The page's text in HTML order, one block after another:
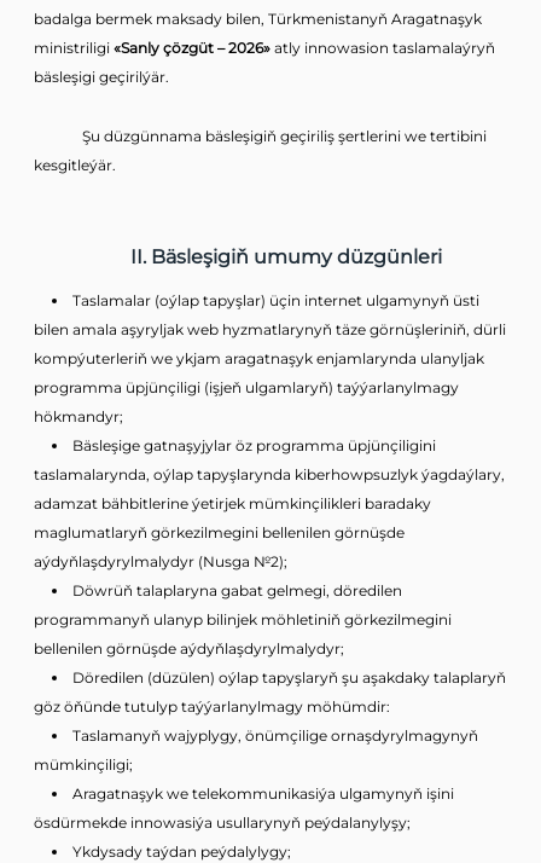
badalga bermek maksady bilen, Türkmenistanyň Aragatnaşyk
ministriligi «Sanly çözgüt – 2026» atly innowasion taslamalaýryň
bäsleşigi geçirilýär.
Şu düzgünnama bäsleşigiň geçiriliş şertlerini we tertibini
kesgitleýär.
II. Bäsleşigiň umumy düzgünleri
Taslamalar (oýlap tapyşlar) üçin internet ulgamynyň üsti
bilen amala aşyryljak web hyzmatlarynyň täze görnüşleriniň, dürli
kompýuterleriň we ykjam aragatnaşyk enjamlarynda ulanyljak
programma üpjünçiligi (işjeň ulgamlaryň) taýýarlanylmagy
hökmandyr;
Bäsleşige gatnaşyjylar öz programma üpjünçiligini
taslamalarynda, oýlap tapyşlarynda kiberhowpsuzlyk ýagdaýlary,
adamzat bähbitlerine ýetirjek mümkinçilikleri baradaky
maglumatlaryň görkezilmegini bellenilen görnüşde
aýdyňlaşdyrylmalydyr (Nusga №2);
Döwrüň talaplaryna gabat gelmegi, döredilen
programmanyň ulanyp bilinjek möhletiniň görkezilmegini
bellenilen görnüşde aýdyňlaşdyrylmalydyr;
Döredilen (düzülen) oýlap tapyşlaryň şu aşakdaky talaplaryň
göz öňünde tutulyp taýýarlanylmagy möhümdir:
Taslamanyň wajyplygy, önümçilige ornaşdyrylmagynyň
mümkinçiligi;
Aragatnaşyk we telekommunikasiýa ulgamynyň işini
ösdürmekde innowasiýa usullarynyň peýdalanylyşy;
Ykdysady taýdan peýdalylygy;